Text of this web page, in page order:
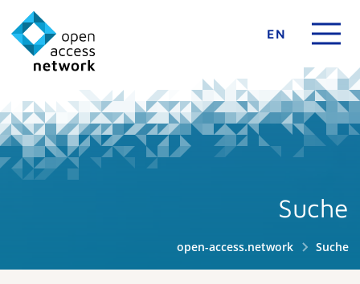
EN
Suche
open-access.network Suche